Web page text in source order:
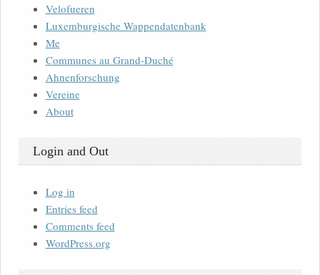
Velofueren
Luxemburgische Wappendatenbank
Me
Communes au Grand-Duché
Ahnenforschung
Vereine
About
Login and Out
Log in
Entries feed
Comments feed
WordPress.org